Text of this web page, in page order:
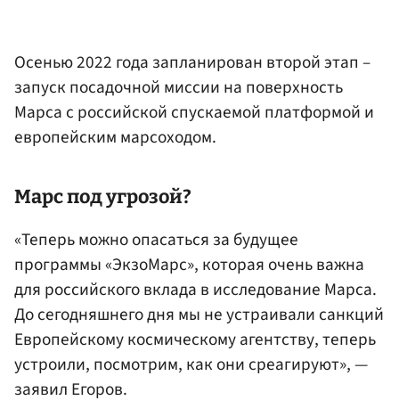
Осенью 2022 года запланирован второй этап –
запуск посадочной миссии на поверхность
Марса с российской спускаемой платформой и
европейским марсоходом.
Марс под угрозой?
«Теперь можно опасаться за будущее
программы «ЭкзоМарс», которая очень важна
для российского вклада в исследование Марса.
До сегодняшнего дня мы не устраивали санкций
Европейскому космическому агентству, теперь
устроили, посмотрим, как они среагируют», —
заявил Егоров.